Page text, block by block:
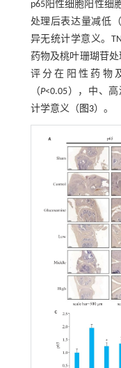
p65阳性细胞阳性细
处理后表达量减低
异无统计学意义。
药物及桃叶珊瑚苷
评分在阳性药物
（P<0.05），中、
计学意义（ 图3）。